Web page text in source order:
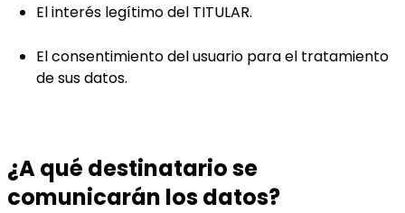
El interés legítimo del TITULAR.
El consentimiento del usuario para el tratamiento
de sus datos.
¿A qué destinatario se
comunicarán los datos?